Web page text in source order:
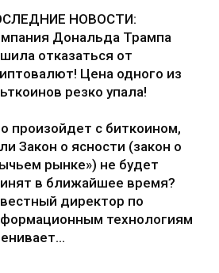
НОВОСТИ:
Дональда Трампа
отказаться от
Цена одного из
резко упала!
произойдет с биткоином,
Закон о ясности (закон о
рынке») не будет
в ближайшее время?
директор по
технологиям